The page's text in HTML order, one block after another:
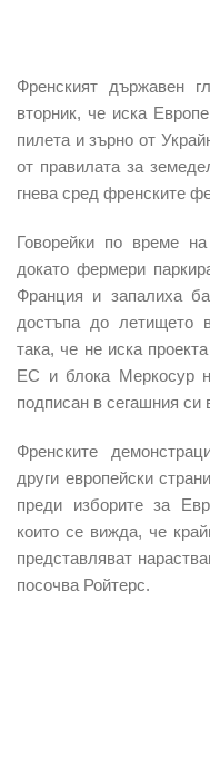
Френският държавен
вторник, че иска
пилета и зърно от
от правилата за
гнева сред френските
Говорейки по време
докато фермери
Франция и запалиха
достъпа до летището
така, че не иска
ЕС и блока Меркосур
подписан в сегашния си
Френските
други европейски
преди изборите за
които се вижда, че
представляват
посочва Ройтерс.